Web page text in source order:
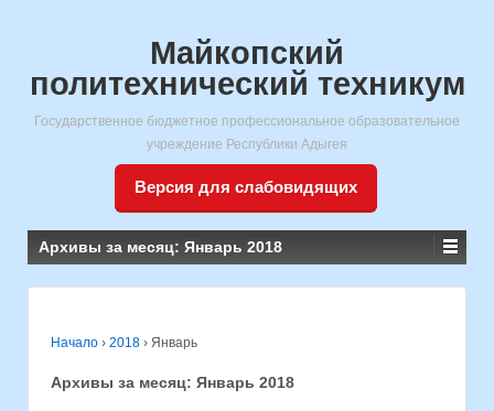
Майкопский
политехнический техникум
Государственное бюджетное профессиональное образовательное
учреждение Республики Адыгея
Версия для слабовидящих
Архивы за месяц: Январь 2018
Начало › 2018 › Январь
Архивы за месяц: Январь 2018